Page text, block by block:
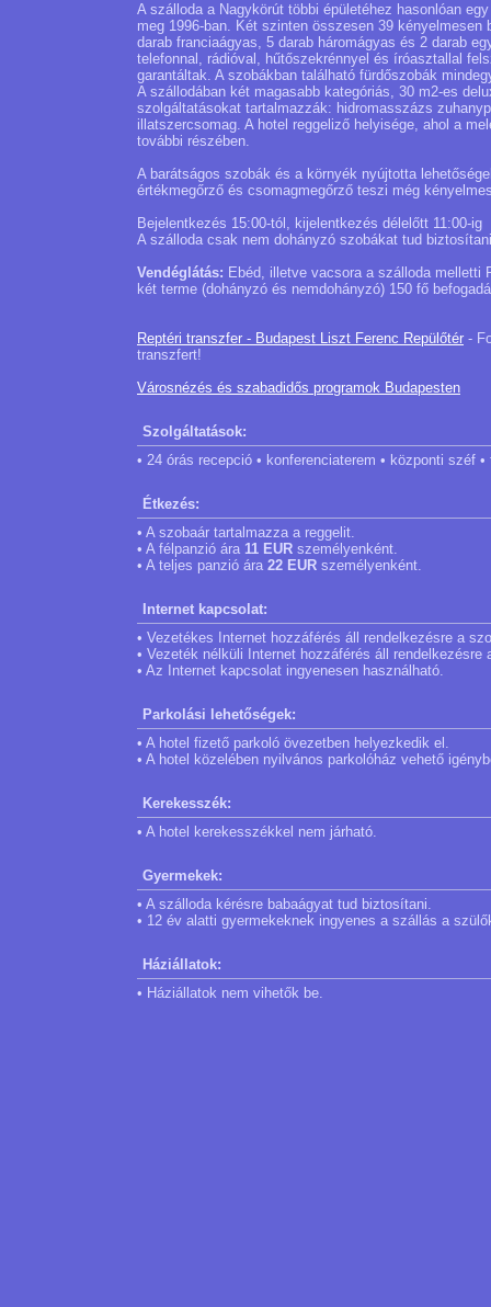
A szálloda a Nagykörút többi épületéhez hasonlóan
meg 1996-ban. Két szinten összesen 39
darab franciaágyas, 5 darab háromágyas és 2 darab
telefonnal, rádióval, hűtőszekrénnyel és íróasztallal
garantáltak. A szobákban található fürdőszobák
A szállodában két magasabb kategóriás, 30 m2-es
szolgáltatásokat tartalmazzák: hidromasszázs
illatszercsomag. A hotel reggeliző helyisége, ahol a
további részében.
A barátságos szobák és a környék nyújtotta
értékmegőrző és csomagmegőrző teszi még
Bejelentkezés 15:00-tól, kijelentkezés délelőtt 11:00-ig
A szálloda csak nem dohányzó szobákat tud
Vendéglátás: Ebéd, illetve vacsora a szálloda melletti
két terme (dohányzó és nemdohányzó) 150 fő
Reptéri transzfer - Budapest Liszt Ferenc Repülőtér -
transzfert!
Városnézés és szabadidős programok Budapesten
Szolgáltatások:
• 24 órás recepció • konferenciaterem • központi széf
Étkezés:
• A szobaár tartalmazza a reggelit.
• A félpanzió ára 11 EUR személyenként.
• A teljes panzió ára 22 EUR személyenként.
Internet kapcsolat:
• Vezetékes Internet hozzáférés áll rendelkezésre a
• Vezeték nélküli Internet hozzáférés áll rendelkezésre
• Az Internet kapcsolat ingyenesen használható.
Parkolási lehetőségek:
• A hotel fizető parkoló övezetben helyezkedik el.
• A hotel közelében nyilvános parkolóház vehető
Kerekesszék:
• A hotel kerekesszékkel nem járható.
Gyermekek:
• A szálloda kérésre babaágyat tud biztosítani.
• 12 év alatti gyermekeknek ingyenes a szállás a
Háziállatok:
• Háziállatok nem vihetők be.